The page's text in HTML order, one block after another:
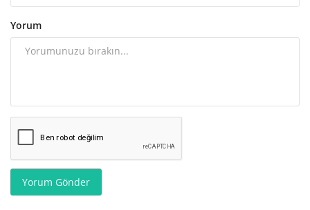
Yorum
Yorum Gönder